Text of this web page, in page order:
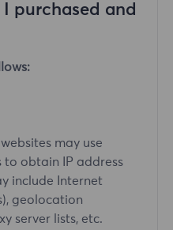
purchased and
may use
to obtain IP address
include Internet
geolocation
server lists, etc.